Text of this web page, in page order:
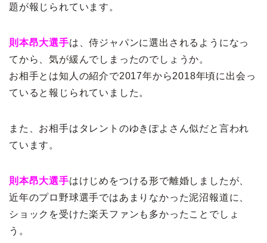
題が報じられています。
則本昂大選手は、侍ジャパンに選出されるようになっ
てから、気が緩んでしまったのでしょうか。
お相手とは知人の紹介で2017年から2018年頃に出会っ
ていると報じられていました。
また、お相手はタレントのゆきぽよさん似だと言われ
ています。
則本昂大選手はけじめをつける形で離婚しましたが、
近年のプロ野球選手ではあまりなかった泥沼報道に、
ショックを受けた楽天ファンも多かったことでしょ
う。